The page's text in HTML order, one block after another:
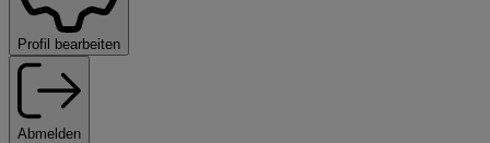
Profil bearbeiten
Abmelden